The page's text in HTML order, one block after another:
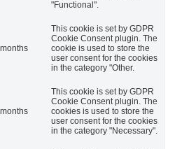
"Functional".
This cookie is set by GDPR
Cookie Consent plugin. The
cookie is used to store the
user consent for the cookies
in the category "Other.
This cookie is set by GDPR
Cookie Consent plugin. The
cookies is used to store the
user consent for the cookies
in the category "Necessary".